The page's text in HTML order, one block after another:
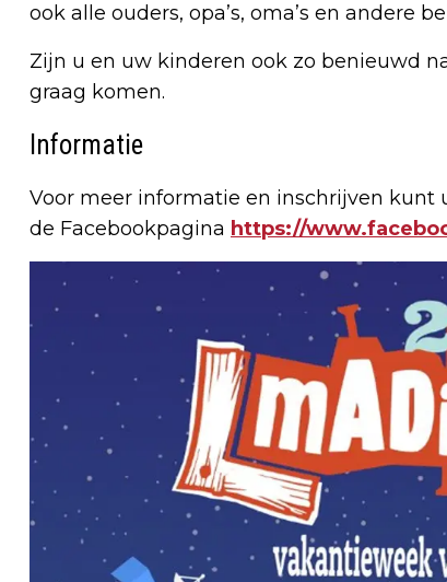
ook alle ouders, opa’s, oma’s en andere
Zijn u en uw kinderen ook zo benieuwd
graag komen.
Informatie
Voor meer informatie en inschrijven kunt
de Facebookpagina https://